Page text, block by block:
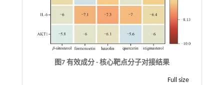
图7 有效成分 - 核心靶点分子对接结果
Full size